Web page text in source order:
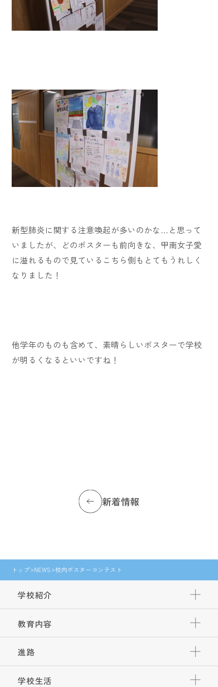
新型肺炎に関する注意喚起が多いのかな…と思って
いましたが、どのポスターも前向きな、甲南女子愛
に溢れるもので見ているこちら側もとてもうれしく
なりました！
他学年のものも含めて、素晴らしいポスターで学校
が明るくなるといいですね！
新着情報
トップ NEWS 校内ポスターコンテスト
学校紹介
教育内容
進路
学校生活